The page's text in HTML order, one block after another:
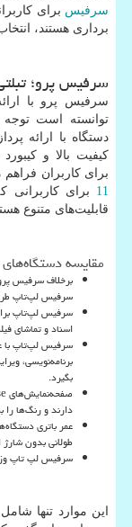
سرفیس برای
برداری هستند،
سرفیس پرو؛
سرفیس پرو با
توانسته است
دستگاه با ارائه
کیفیت بالا و
برای کاربران
11 برای کاربرانی
قابلیت‌های متنوع
مقایسه
سرفیس لپ‌تاپ
سرفیس لپ‌تاپ
اسناد و تماشای
سرفیس لپ‌تاپ با
برنامه‌نویسی،
بگیرد.
صفحه‌نمایش‌های
دارند و رنگ‌ها
عمر باتری
طولانی بدون شارژ
سرفیس لپ تاپ
این موارد تنها